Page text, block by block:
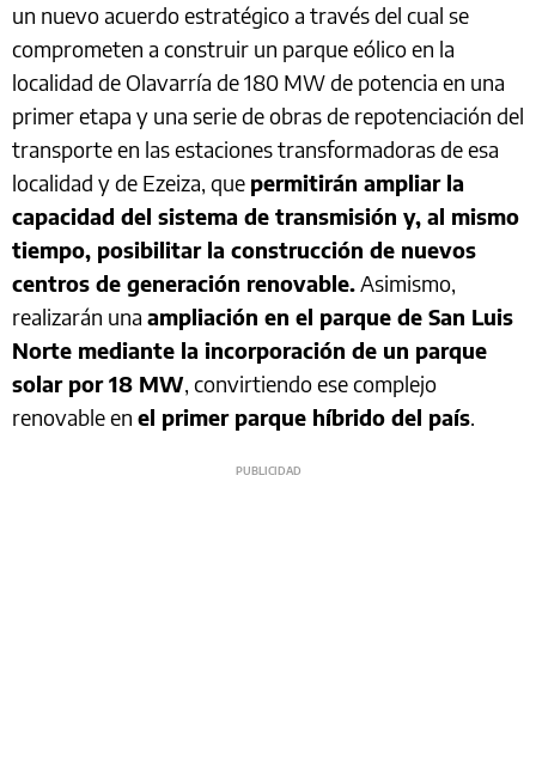
un nuevo acuerdo estratégico a través del cual se
comprometen a construir un parque eólico en la
localidad de Olavarría de 180 MW de potencia en una
primer etapa y una serie de obras de repotenciación del
transporte en las estaciones transformadoras de esa
localidad y de Ezeiza, que permitirán ampliar la
capacidad del sistema de transmisión y, al mismo
tiempo, posibilitar la construcción de nuevos
centros de generación renovable.Asimismo,
realizarán una ampliación en el parque de San Luis
Norte mediante la incorporación de un parque
solar por 18 MW, convirtiendo ese complejo
renovable en el primer parque híbrido del país.